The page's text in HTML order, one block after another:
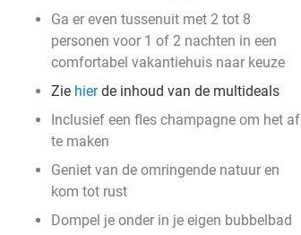
Ga er even tussenuit met 2 tot 8
personen voor 1 of 2 nachten in een
comfortabel vakantiehuis naar keuze
Zie hierde inhoud van de multideals
Inclusief een fles champagne om het af
te maken
Geniet van de omringende natuur en
kom tot rust
Dompel je onder in je eigen bubbelbad